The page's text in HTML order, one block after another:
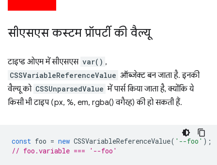
सीएसएस कस्टम प्रॉपर्टी की वैल्यू
टाइप्ड ओएम में सीएसएस var() ,
CSSVariableReferenceValue ऑब्जेक्ट बन जाता है. इनकी
वैल्यू को CSSUnparsedValue में पार्स किया जाता है, क्योंकि ये
किसी भी टाइप (px, %, em, rgba() वगैरह) की हो सकती हैं.
const foo = new CSSVariableReferenceValue( '--foo' );
// foo.variable === '--foo'